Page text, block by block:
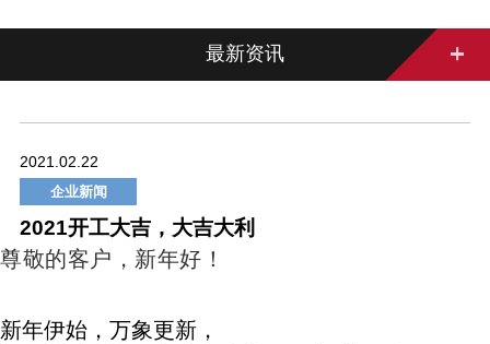
最新资讯
2021.02.22
企业新闻
2021开工大吉，大吉大利
尊敬的客户，新年好！
新年伊始，万象更新，